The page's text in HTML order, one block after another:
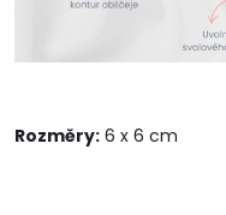
Rozměry: 6 x 6 cm